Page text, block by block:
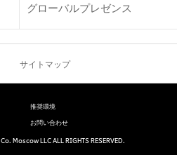
グローバルプレゼンス
サイトマップ
推奨環境
お問い合わせ
Moscow LLC ALL RIGHTS RESERVED.